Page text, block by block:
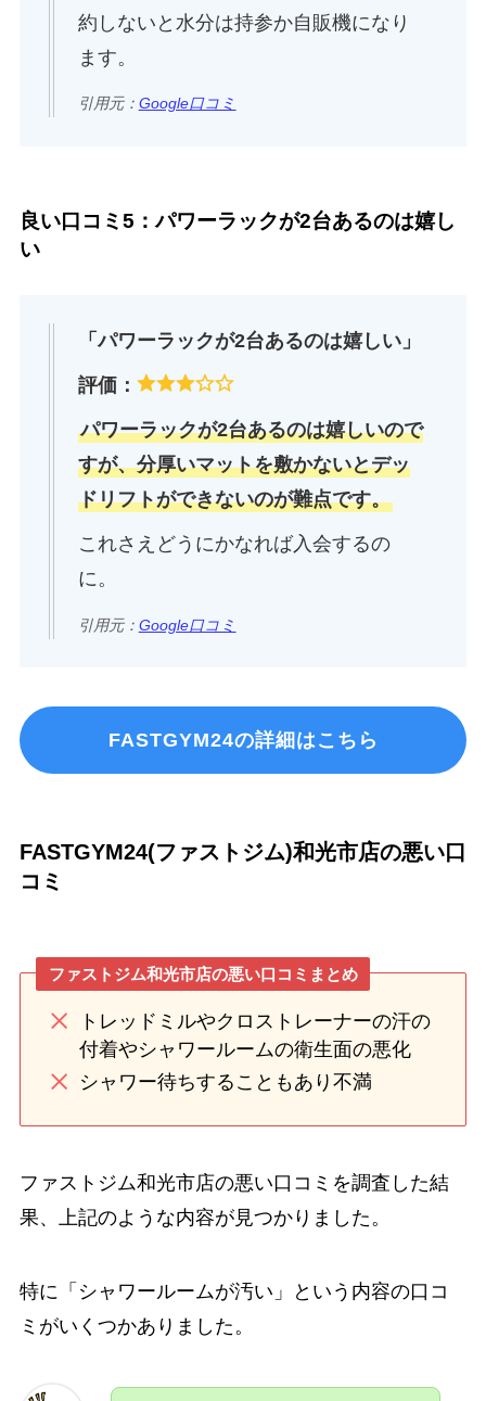
約しないと水分は持参か自販機になり
ます。
引用元： Google口コミ
良い口コミ5：パワーラックが2台あるのは嬉し
い
「パワーラックが2台あるのは嬉しい」
評価：
パワーラックが2台あるのは嬉しいので
すが、分厚いマットを敷かないとデッ
ドリフトができないのが難点です。
これさえどうにかなれば入会するの
に。
引用元： Google口コミ
FASTGYM24の詳細はこちら
FASTGYM24(ファストジム)和光市店の悪い口
コミ
ファストジム和光市店の悪い口コミまとめ
トレッドミルやクロストレーナーの汗の
付着やシャワールームの衛生面の悪化
シャワー待ちすることもあり不満
ファストジム和光市店の悪い口コミを調査した結
果、上記のような内容が見つかりました。
特に「シャワールームが汚い」という内容の口コ
ミがいくつかありました。